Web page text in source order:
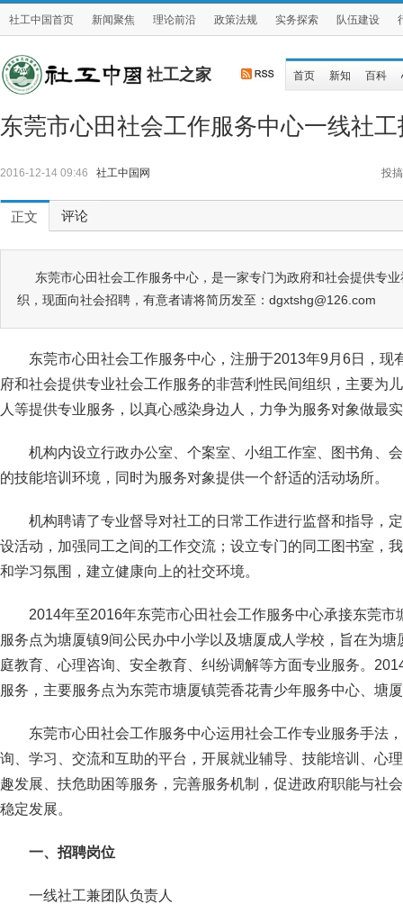
社工中国首页 新闻聚焦 理论前沿 政策法规 实务探索 队伍建设
社工之家 首页 新知 百科
东莞市心田社会工作服务中心一线社
2016-12-14 09:46 社工中国网 投搞
正文 评论
东莞市心田社会工作服务中心，是一家专门为政府和社会提供专
织，现面向社会招聘，有意者请将简历发至：dgxtshg@126.com
东莞市心田社会工作服务中心，注册于2013年9月6日，现
府和社会提供专业社会工作服务的非营利性民间组织，主要为
人等提供专业服务，以真心感染身边人，力争为服务对象做最
机构内设立行政办公室、个案室、小组工作室、图书角、
的技能培训环境，同时为服务对象提供一个舒适的活动场所。
机构聘请了专业督导对社工的日常工作进行监督和指导，
设活动，加强同工之间的工作交流；设立专门的同工图书室，
和学习氛围，建立健康向上的社交环境。
2014年至2016年东莞市心田社会工作服务中心承接东莞
服务点为塘厦镇9间公民办中小学以及塘厦成人学校，旨在为
庭教育、心理咨询、安全教育、纠纷调解等方面专业服务。
服务，主要服务点为东莞市塘厦镇莞香花青少年服务中心、塘
东莞市心田社会工作服务中心运用社会工作专业服务手法
询、学习、交流和互助的平台，开展就业辅导、技能培训、心
趣发展、扶危助困等服务，完善服务机制，促进政府职能与社
稳定发展。
一、招聘岗位
一线社工兼团队负责人